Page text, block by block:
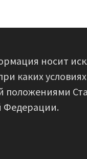
носит
каких условиях
положениями
Федерации.